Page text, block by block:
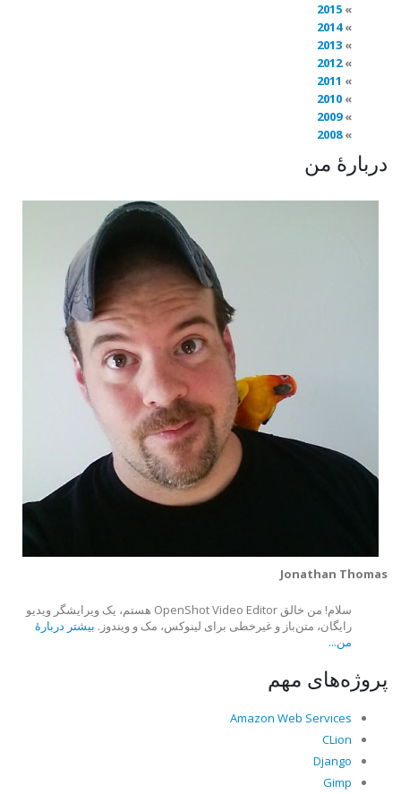
2015
2014
2013
2012
2011
2010
2009
2008
دربارهٔ من
Jonathan Thomas
سلام! من خالق OpenShot Video Editor هستم، یک ویرایشگر ویدیو
رایگان، متن‌باز و غیرخطی برای لینوکس، مک و ویندوز. بیشتر دربارهٔ
من...
پروژه‌های مهم
Amazon Web Services
CLion
Django
Gimp